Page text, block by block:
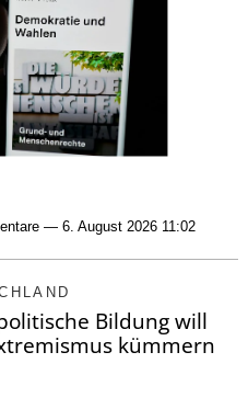
— 6. August 2026 11:02
Bildung will
kümmern